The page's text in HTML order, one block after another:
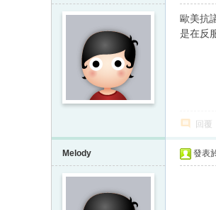
歐美抗
是在反
回覆
Melody 發表